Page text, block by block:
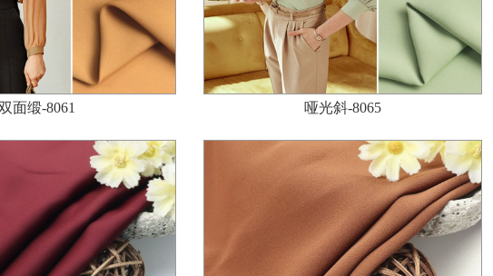
面缎-8061 哑光斜-8065